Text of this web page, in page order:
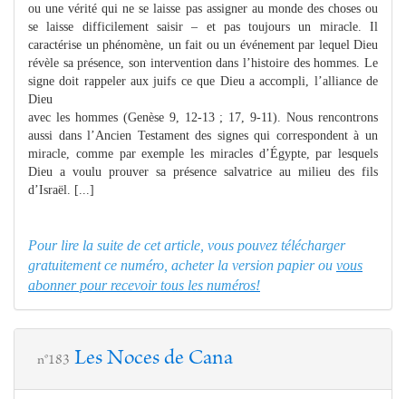
ou une vérité qui ne se laisse pas assigner au monde des choses ou
se laisse difficilement saisir – et pas toujours un miracle. Il
caractérise un phénomène, un fait ou un événement par lequel Dieu
révèle sa présence, son intervention dans l’histoire des hommes. Le
signe doit rappeler aux juifs ce que Dieu a accompli, l’alliance de
Dieu
avec les hommes (Genèse 9, 12-13 ; 17, 9-11). Nous rencontrons
aussi dans l’Ancien Testament des signes qui correspondent à un
miracle, comme par exemple les miracles d’Égypte, par lesquels
Dieu a voulu prouver sa présence salvatrice au milieu des fils
d’Israël. [...]
Pour lire la suite de cet article, vous pouvez télécharger
gratuitement ce numéro, acheter la version papier ou vous
abonner pour recevoir tous les numéros!
n°183 Les Noces de Cana